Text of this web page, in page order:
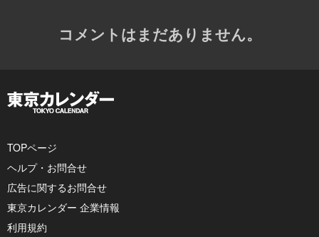
コメントはまだありません。
TOPページ
ヘルプ・お問合せ
広告に関するお問合せ
東京カレンダー 企業情報
利用規約